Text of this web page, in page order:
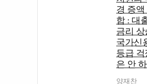
경 증액
합 : 대
금리 상
국가신
등급 걱
은 안
양재찬